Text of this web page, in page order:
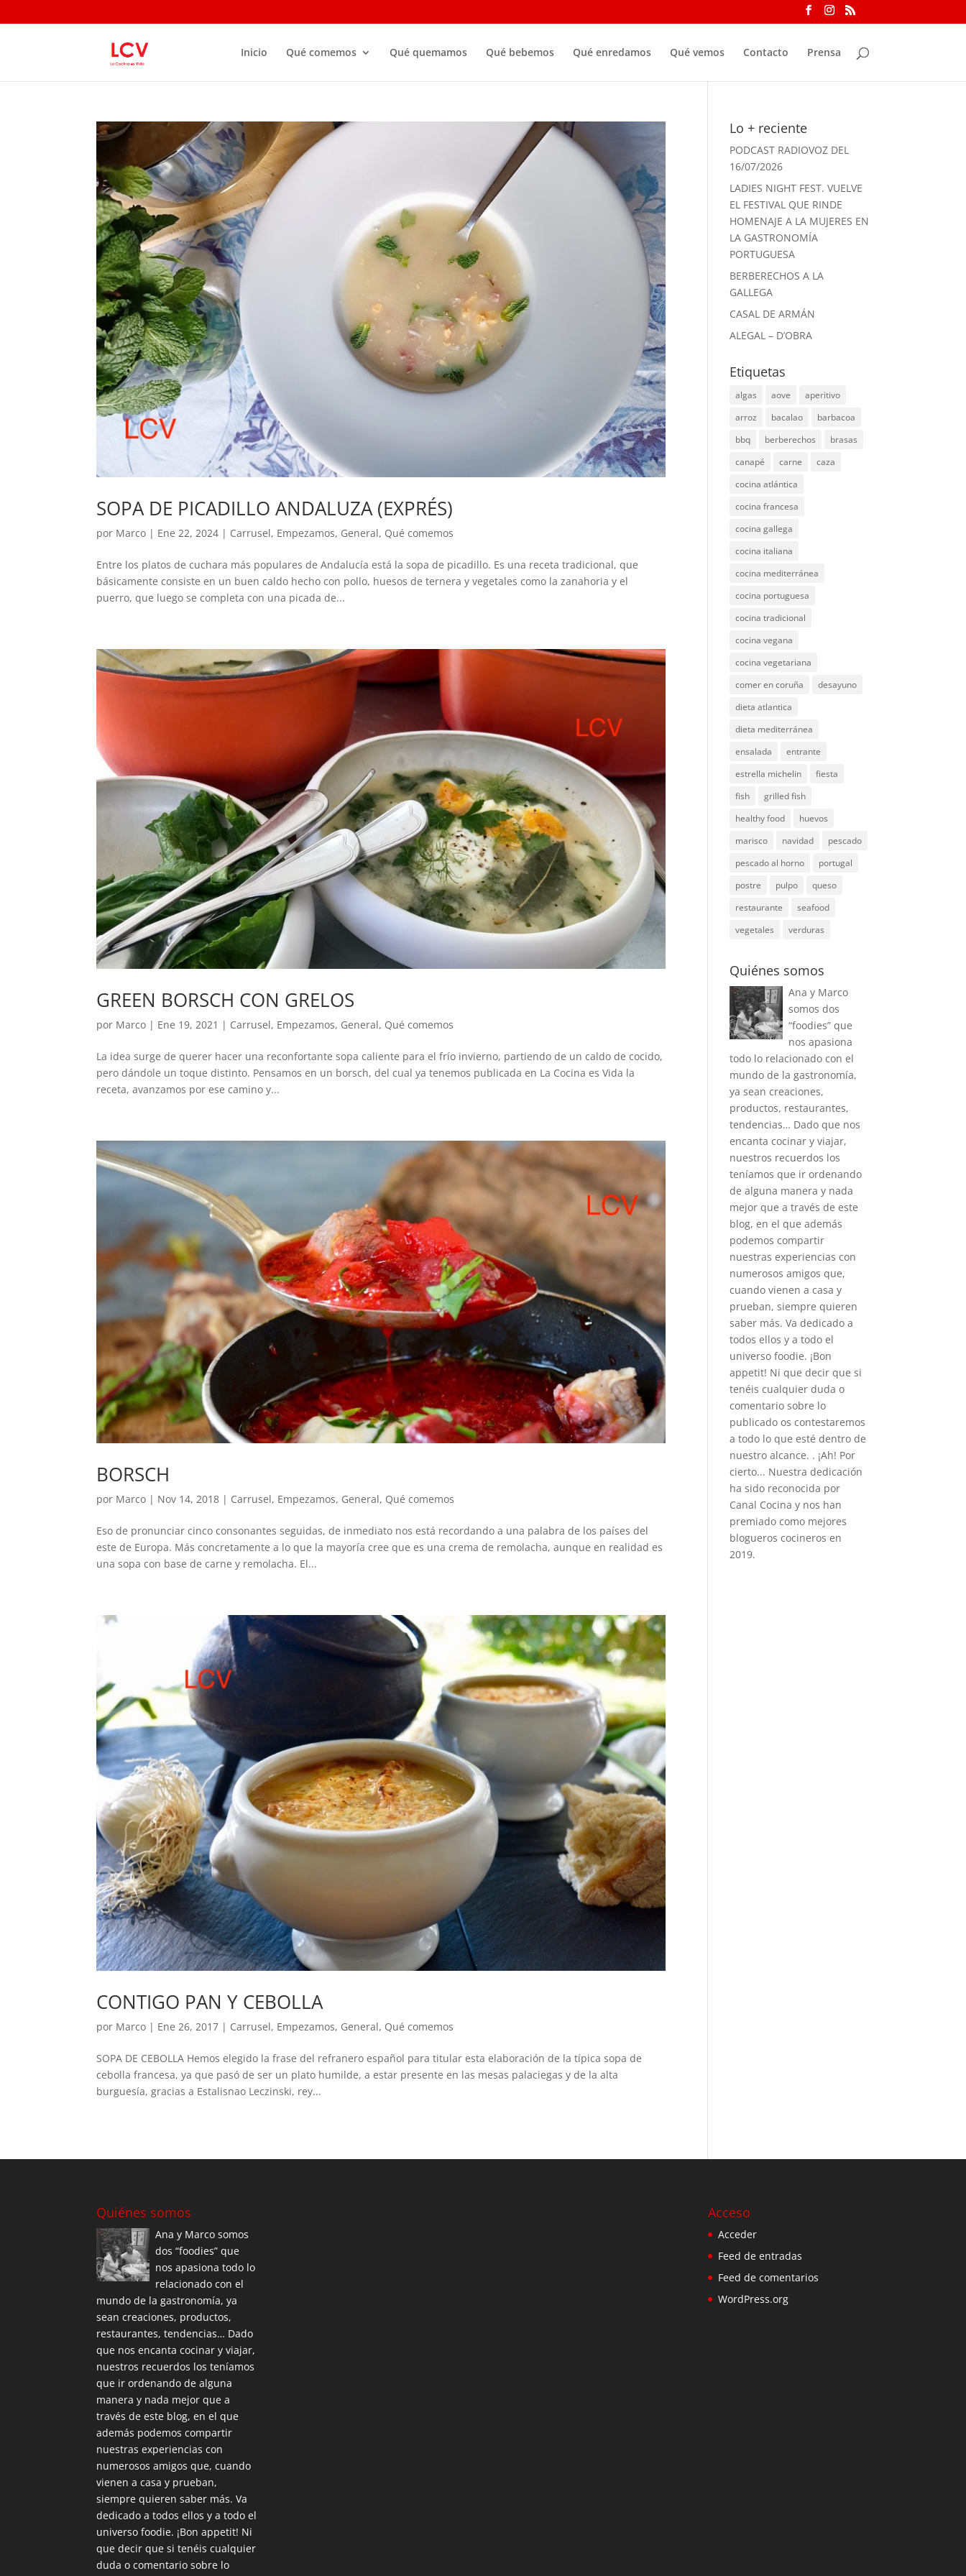
Inicio Qué comemos Qué quemamos Qué bebemos Qué enredamos Qué vemos Contacto Prensa
SOPA DE PICADILLO ANDALUZA (EXPRÉS)
por Marco | Ene 22, 2024 | Carrusel, Empezamos, General, Qué comemos
Entre los platos de cuchara más populares de Andalucía está la sopa de picadillo. Es una receta tradicional, que
básicamente consiste en un buen caldo hecho con pollo, huesos de ternera y vegetales como la zanahoria y el
puerro, que luego se completa con una picada de...
GREEN BORSCH CON GRELOS
por Marco | Ene 19, 2021 | Carrusel, Empezamos, General, Qué comemos
La idea surge de querer hacer una reconfortante sopa caliente para el frío invierno, partiendo de un caldo de cocido,
pero dándole un toque distinto. Pensamos en un borsch, del cual ya tenemos publicada en La Cocina es Vida la
receta, avanzamos por ese camino y...
BORSCH
por Marco | Nov 14, 2018 | Carrusel, Empezamos, General, Qué comemos
Eso de pronunciar cinco consonantes seguidas, de inmediato nos está recordando a una palabra de los países del
este de Europa. Más concretamente a lo que la mayoría cree que es una crema de remolacha, aunque en realidad es
una sopa con base de carne y remolacha. El...
CONTIGO PAN Y CEBOLLA
por Marco | Ene 26, 2017 | Carrusel, Empezamos, General, Qué comemos
SOPA DE CEBOLLA Hemos elegido la frase del refranero español para titular esta elaboración de la típica sopa de
cebolla francesa, ya que pasó de ser un plato humilde, a estar presente en las mesas palaciegas y de la alta
burguesía, gracias a Estalisnao Leczinski, rey...
Lo + reciente
PODCAST RADIOVOZ DEL
16/07/2026
LADIES NIGHT FEST. VUELVE
EL FESTIVAL QUE RINDE
HOMENAJE A LA MUJERES EN
LA GASTRONOMÍA
PORTUGUESA
BERBERECHOS A LA
GALLEGA
CASAL DE ARMÁN
ALEGAL – D’OBRA
Etiquetas
algas aove
aperitivo
arroz
bacalao
barbacoa
bbq
berberechos
brasas
canapé
carne
caza
cocina atlántica
cocina francesa
cocina gallega
cocina italiana
cocina mediterránea
cocina portuguesa
cocina tradicional
cocina vegana
cocina vegetariana
comer en coruña
desayuno
dieta atlantica
dieta mediterránea
ensalada
entrante
estrella michelin
fiesta
fish
grilled fish
healthy food
huevos
marisco
navidad
pescado
pescado al horno
portugal
postre
pulpo
queso
restaurante
seafood
vegetales
verduras
Quiénes somos
Ana y Marco
somos dos
“foodies” que
nos apasiona
todo lo relacionado con el
mundo de la gastronomía,
ya sean creaciones,
productos, restaurantes,
tendencias… Dado que nos
encanta cocinar y viajar,
nuestros recuerdos los
teníamos que ir ordenando
de alguna manera y nada
mejor que a través de este
blog, en el que además
podemos compartir
nuestras experiencias con
numerosos amigos que,
cuando vienen a casa y
prueban, siempre quieren
saber más. Va dedicado a
todos ellos y a todo el
universo foodie. ¡Bon
appetit! Ni que decir que si
tenéis cualquier duda o
comentario sobre lo
publicado os contestaremos
a todo lo que esté dentro de
nuestro alcance. . ¡Ah! Por
cierto... Nuestra dedicación
ha sido reconocida por
Canal Cocina y nos han
premiado como mejores
blogueros cocineros en
2019.
Quiénes somos
Ana y Marco somos
dos “foodies” que
nos apasiona todo lo
relacionado con el
mundo de la gastronomía, ya
sean creaciones, productos,
restaurantes, tendencias… Dado
que nos encanta cocinar y viajar,
nuestros recuerdos los teníamos
que ir ordenando de alguna
manera y nada mejor que a
través de este blog, en el que
además podemos compartir
nuestras experiencias con
numerosos amigos que, cuando
vienen a casa y prueban,
siempre quieren saber más. Va
dedicado a todos ellos y a todo el
universo foodie. ¡Bon appetit! Ni
que decir que si tenéis cualquier
duda o comentario sobre lo
Acceso
Acceder
Feed de entradas
Feed de comentarios
WordPress.org